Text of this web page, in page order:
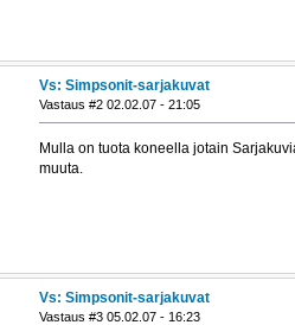
Vs: Simpsonit-sarjakuvat
Vastaus #2 02.02.07 - 21:05
Mulla on tuota koneella jotain
muuta.
Vs: Simpsonit-sarjakuvat
Vastaus #3 05.02.07 - 16:23